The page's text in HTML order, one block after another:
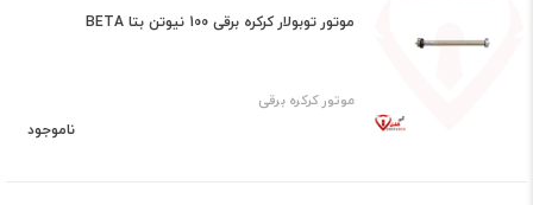
موتور توبولار کرکره برقی 100 نیوتن بتا BETA
موتور کرکره برقی
ناموجود